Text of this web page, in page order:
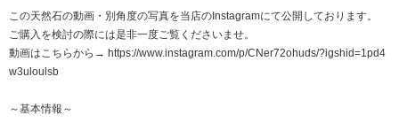
この天然石の動画・別角度の写真を当店のInstagramにて公開しております。
ご購入を検討の際には是非一度ご覧くださいませ。
動画はこちらから→ https://www.instagram.com/p/CNer72ohuds/?igshid=1pd4
w3uloulsb
～基本情報～